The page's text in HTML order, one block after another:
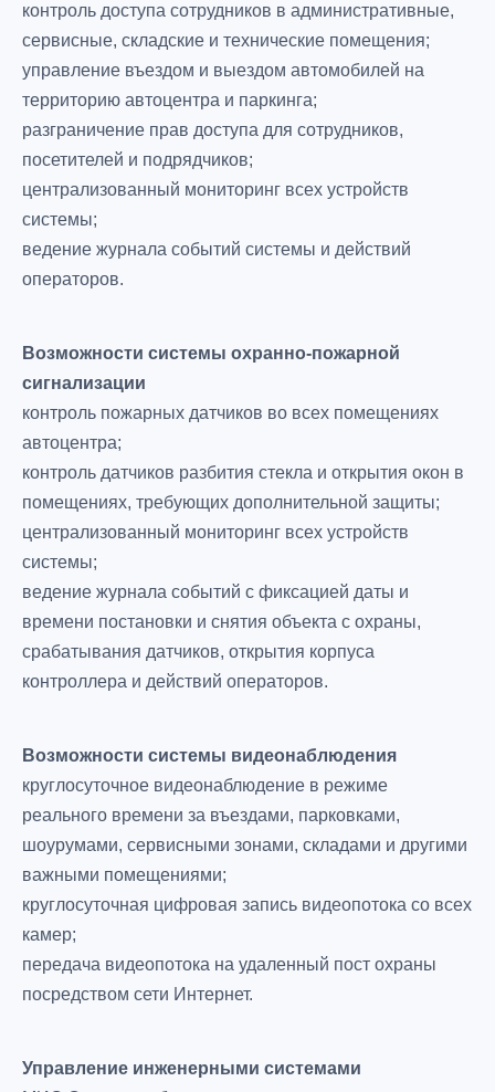
контроль доступа сотрудников в административные,
сервисные, складские и технические помещения;
управление въездом и выездом автомобилей на
территорию автоцентра и паркинга;
разграничение прав доступа для сотрудников,
посетителей и подрядчиков;
централизованный мониторинг всех устройств
системы;
ведение журнала событий системы и действий
операторов.
Возможности системы охранно-пожарной
сигнализации
контроль пожарных датчиков во всех помещениях
автоцентра;
контроль датчиков разбития стекла и открытия окон в
помещениях, требующих дополнительной защиты;
централизованный мониторинг всех устройств
системы;
ведение журнала событий с фиксацией даты и
времени постановки и снятия объекта с охраны,
срабатывания датчиков, открытия корпуса
контроллера и действий операторов.
Возможности системы видеонаблюдения
круглосуточное видеонаблюдение в режиме
реального времени за въездами, парковками,
шоурумами, сервисными зонами, складами и другими
важными помещениями;
круглосуточная цифровая запись видеопотока со всех
камер;
передача видеопотока на удаленный пост охраны
посредством сети Интернет.
Управление инженерными системами